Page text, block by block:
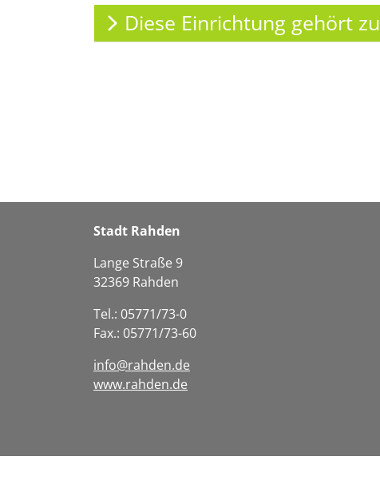
Diese Einrichtung gehört zu
Stadt Rahden
Lange Straße 9
32369 Rahden
Tel.: 05771/73-0
Fax.: 05771/73-60
info@rahden.de
www.rahden.de